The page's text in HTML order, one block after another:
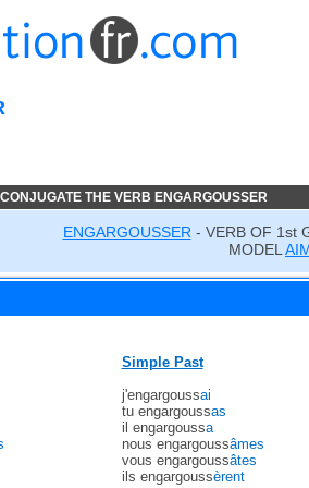
THE VERB ENGARGOUSSER
ENGARGOUSSER - VERB OF 1st
MODEL
Simple Past
j'engargoussai
tu engargoussas
il engargoussa
nous engargoussâmes
vous engargoussâtes
ils engargoussèrent